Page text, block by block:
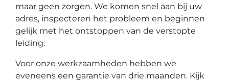
maar geen zorgen. We komen snel aan bij uw
adres, inspecteren het probleem en beginnen
gelijk met het ontstoppen van de verstopte
leiding.
Voor onze werkzaamheden hebben we
eveneens een garantie van drie maanden. Kijk